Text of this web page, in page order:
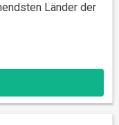
Länder der